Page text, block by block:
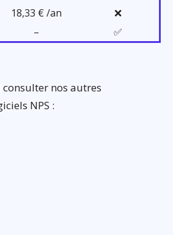
18,33 € /an
❌
– ✅
nos autres
NPS :